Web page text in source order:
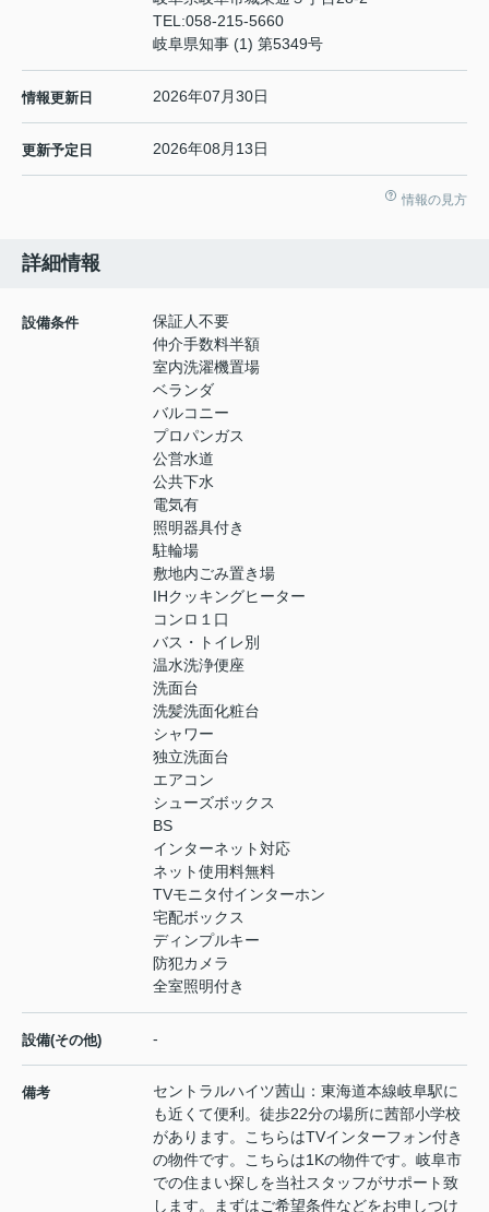
TEL:058-215-5660
岐阜県知事 (1) 第5349号
情報更新日 2026年07月30日
更新予定日 2026年08月13日
情報の見方
詳細情報
設備条件
保証人不要
仲介手数料半額
室内洗濯機置場
ベランダ
バルコニー
プロパンガス
公営水道
公共下水
電気有
照明器具付き
駐輪場
敷地内ごみ置き場
IHクッキングヒーター
コンロ１口
バス・トイレ別
温水洗浄便座
洗面台
洗髪洗面化粧台
シャワー
独立洗面台
エアコン
シューズボックス
BS
インターネット対応
ネット使用料無料
TVモニタ付インターホン
宅配ボックス
ディンプルキー
防犯カメラ
全室照明付き
設備(その他) -
備考
セントラルハイツ茜山：東海道本線岐阜駅に
も近くて便利。徒歩22分の場所に茜部小学校
があります。こちらはTVインターフォン付き
の物件です。こちらは1Kの物件です。岐阜市
での住まい探しを当社スタッフがサポート致
します。まずはご希望条件などをお申しつけ